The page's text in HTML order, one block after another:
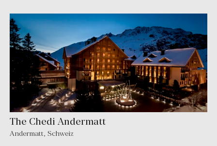
The Chedi Andermatt
Andermatt, Schweiz